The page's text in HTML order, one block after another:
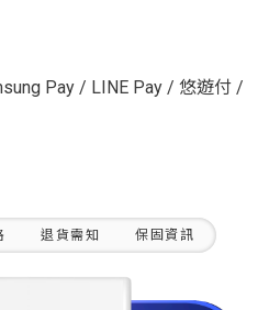
Pay / LINE Pay / 悠遊付 /
退貨需知 保固資訊